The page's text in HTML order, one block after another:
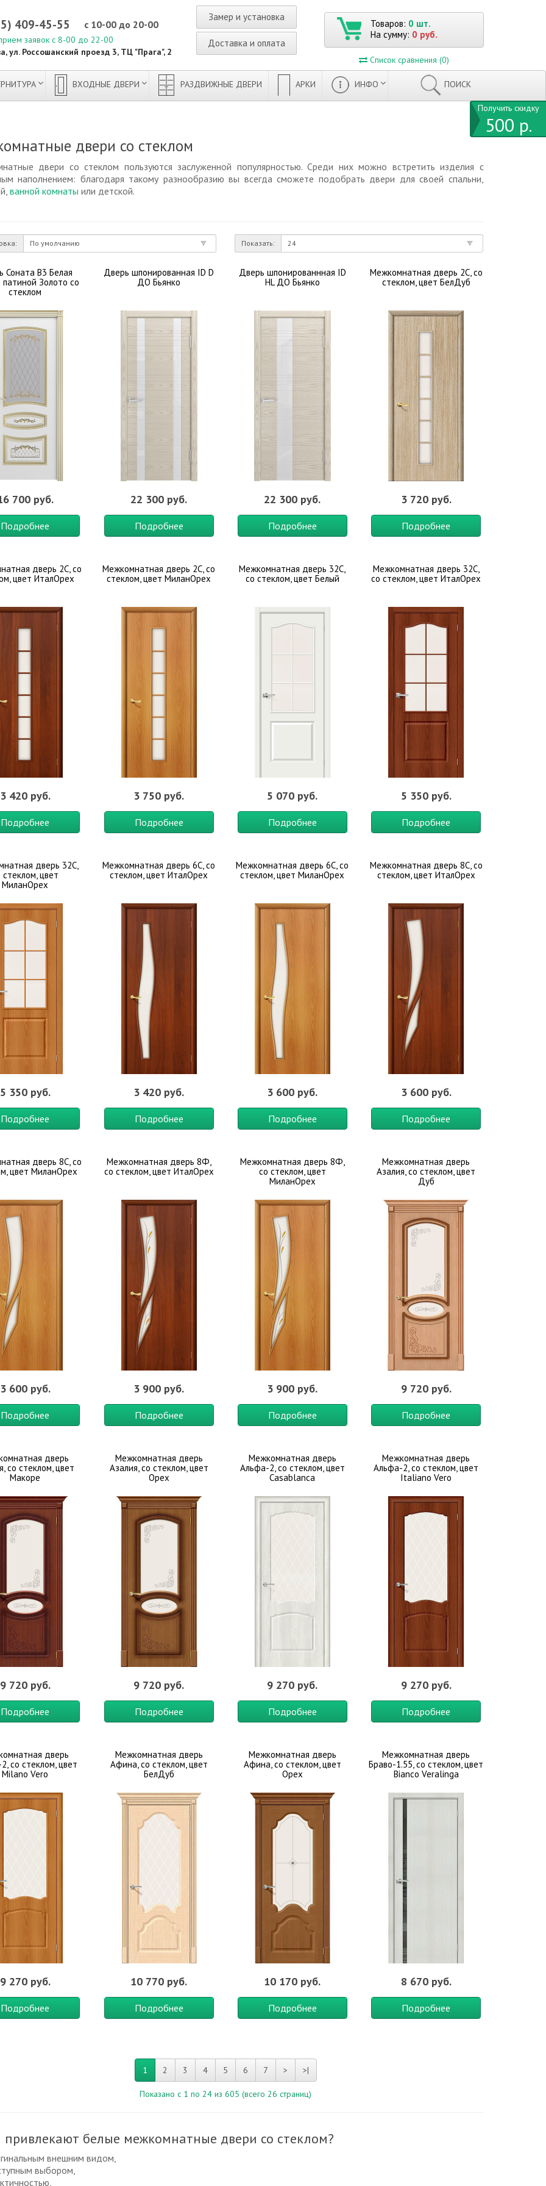
409-45-55 с 10-00 до 20-00
заявок с 8-00 до 22-00
ул. Россошанский проезд 3, ТЦ "Прага", 2
Замер и установка
Доставка и оплата
Товаров: 0 шт.
На сумму: 0 руб.
Список сравнения (0)
ВХОДНЫЕ ДВЕРИ РАЗДВИЖНЫЕ ДВЕРИ АРКИ ИНФО ПОИСК
двери со стеклом
двери со стеклом пользуются заслуженной популярностью. Среди них можно встретить изделия с
наполнением: благодаря такому разнообразию вы всегда сможете подобрать двери для своей спальни,
ванной комнаты или детской.
Показать:
Соната В3 Белая
патиной Золото со
стеклом
700 руб.
Подробнее
Дверь шпонированная ID D
ДО Бьянко
22 300 руб.
Подробнее
Дверь шпонированнная ID
HL ДО Бьянко
22 300 руб.
Подробнее
Межкомнатная дверь 2С, со
стеклом, цвет БелДуб
3 720 руб.
Подробнее
дверь 2С, со
цвет ИталОрех
3 420 руб.
Подробнее
Межкомнатная дверь 2С, со
стеклом, цвет МиланОрех
3 750 руб.
Подробнее
Межкомнатная дверь 32С,
со стеклом, цвет Белый
5 070 руб.
Подробнее
Межкомнатная дверь 32С,
со стеклом, цвет ИталОрех
5 350 руб.
Подробнее
дверь 32С,
стеклом, цвет
МиланОрех
5 350 руб.
Подробнее
Межкомнатная дверь 6С, со
стеклом, цвет ИталОрех
3 420 руб.
Подробнее
Межкомнатная дверь 6С, со
стеклом, цвет МиланОрех
3 600 руб.
Подробнее
Межкомнатная дверь 8С, со
стеклом, цвет ИталОрех
3 600 руб.
Подробнее
дверь 8С, со
цвет МиланОрех
3 600 руб.
Подробнее
Межкомнатная дверь 8Ф,
со стеклом, цвет ИталОрех
3 900 руб.
Подробнее
Межкомнатная дверь 8Ф,
со стеклом, цвет
МиланОрех
3 900 руб.
Подробнее
Межкомнатная дверь
Азалия, со стеклом, цвет
Дуб
9 720 руб.
Подробнее
дверь
со стеклом, цвет
Макоре
9 720 руб.
Подробнее
Межкомнатная дверь
Азалия, со стеклом, цвет
Орех
9 720 руб.
Подробнее
Межкомнатная дверь
Альфа-2, со стеклом, цвет
Casablanca
9 270 руб.
Подробнее
Межкомнатная дверь
Альфа-2, со стеклом, цвет
Italiano Vero
9 270 руб.
Подробнее
дверь
со стеклом, цвет
Milano Vero
9 270 руб.
Подробнее
Межкомнатная дверь
Афина, со стеклом, цвет
БелДуб
10 770 руб.
Подробнее
Межкомнатная дверь
Афина, со стеклом, цвет
Орех
10 170 руб.
Подробнее
Межкомнатная дверь
Браво-1.55, со стеклом, цвет
Bianco Veralinga
8 670 руб.
Подробнее
1 2 3 4 5 6 7 > >|
Показано с 1 по 24 из 605 (всего 26 страниц)
привлекают белые межкомнатные двери со стеклом?
внешним видом,
выбором,
Получить скидку
500 р.